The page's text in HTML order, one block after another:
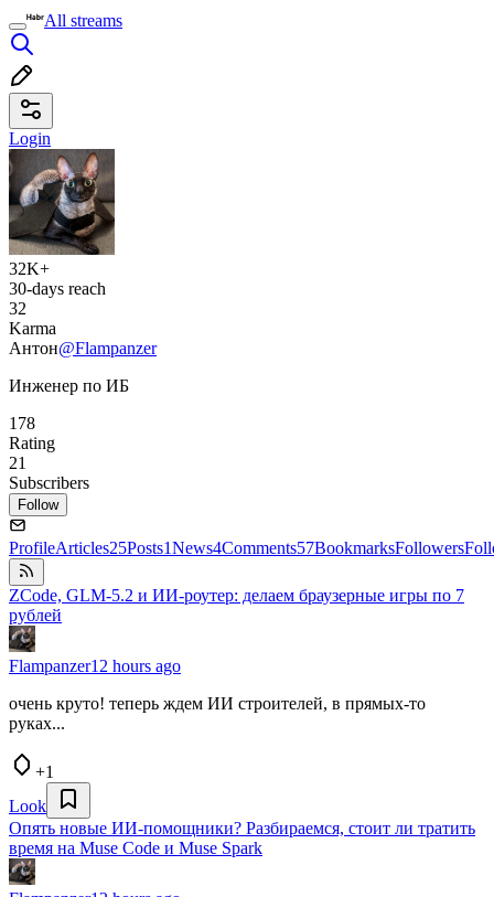
All streams
Login
32K+
30-days reach
32
Karma
Антон@Flampanzer
Инженер по ИБ
178
Rating
21
Subscribers
Follow
ProfileArticles25Posts1News4Comments57BookmarksFollowers
ZCode, GLM-5.2 и ИИ-роутер: делаем браузерные игры по 7
рублей
Flampanzer12 hours ago
очень круто! теперь ждем ИИ строителей, в прямых-то
руках...
+1
Look
Опять новые ИИ-помощники? Разбираемся, стоит ли тратить
время на Muse Code и Muse Spark